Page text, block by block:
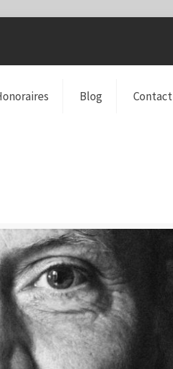
Blog Contact